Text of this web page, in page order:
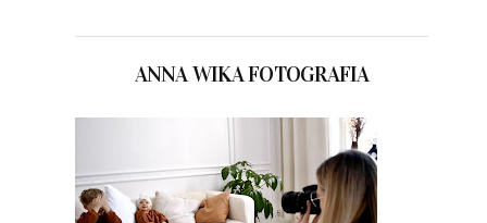
ANNA WIKA FOTOGRAFIA